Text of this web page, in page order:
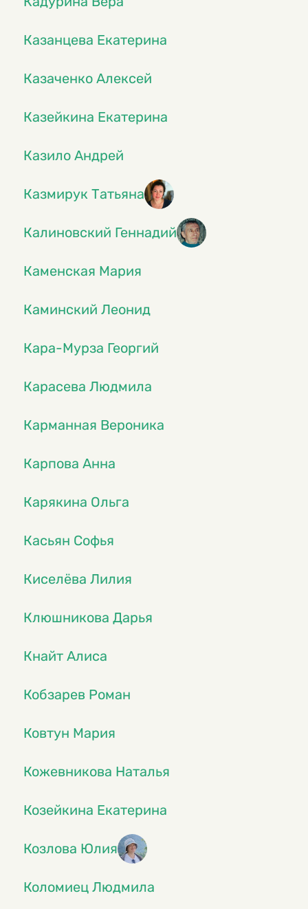
Казанцева Екатерина
Казаченко Алексей
Казейкина Екатерина
Казило Андрей
Казмирук Татьяна
Калиновский Геннадий
Каменская Мария
Каминский Леонид
Кара-Мурза Георгий
Карасева Людмила
Карманная Вероника
Карпова Анна
Карякина Ольга
Касьян Софья
Киселёва Лилия
Клюшникова Дарья
Кнайт Алиса
Кобзарев Роман
Ковтун Мария
Кожевникова Наталья
Козейкина Екатерина
Козлова Юлия
Коломиец Людмила